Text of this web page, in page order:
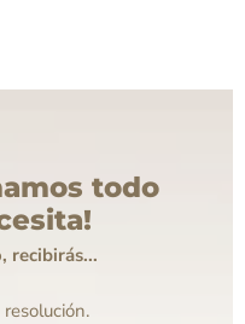
todo
recibirás...